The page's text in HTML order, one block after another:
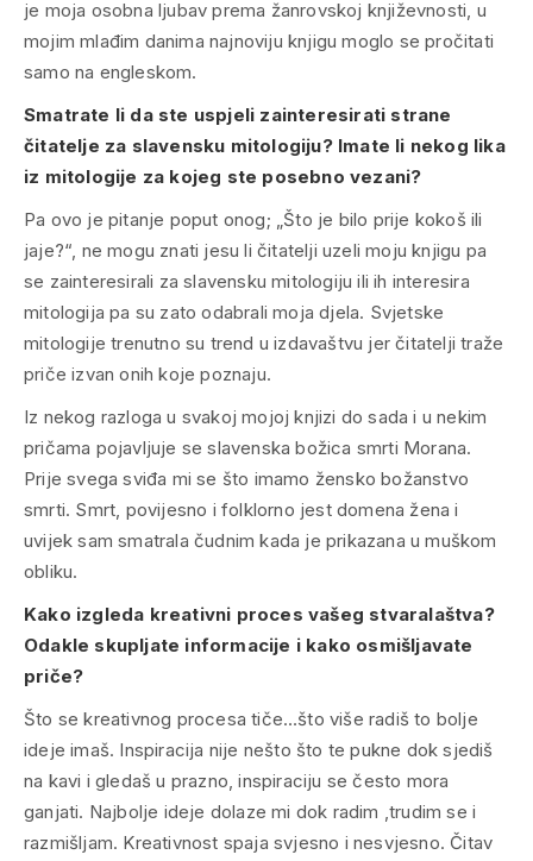
je moja osobna ljubav prema žanrovskoj književnosti, u
mojim mlađim danima najnoviju knjigu moglo se pročitati
samo na engleskom.
Smatrate li da ste uspjeli zainteresirati strane
čitatelje za slavensku mitologiju? Imate li nekog lika
iz mitologije za kojeg ste posebno vezani?
Pa ovo je pitanje poput onog; „Što je bilo prije kokoš ili
jaje?“, ne mogu znati jesu li čitatelji uzeli moju knjigu pa
se zainteresirali za slavensku mitologiju ili ih interesira
mitologija pa su zato odabrali moja djela. Svjetske
mitologije trenutno su trend u izdavaštvu jer čitatelji traže
priče izvan onih koje poznaju.
Iz nekog razloga u svakoj mojoj knjizi do sada i u nekim
pričama pojavljuje se slavenska božica smrti Morana.
Prije svega sviđa mi se što imamo žensko božanstvo
smrti. Smrt, povijesno i folklorno jest domena žena i
uvijek sam smatrala čudnim kada je prikazana u muškom
obliku.
Kako izgleda kreativni proces vašeg stvaralaštva?
Odakle skupljate informacije i kako osmišljavate
priče?
Što se kreativnog procesa tiče…što više radiš to bolje
ideje imaš. Inspiracija nije nešto što te pukne dok sjediš
na kavi i gledaš u prazno, inspiraciju se često mora
ganjati. Najbolje ideje dolaze mi dok radim ,trudim se i
razmišljam. Kreativnost spaja svjesno i nesvjesno. Čitav